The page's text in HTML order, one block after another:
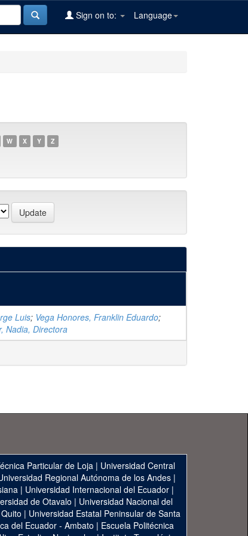
Language
Sign on to:
W X Y Z
Luis; Vega Honores, Franklin Eduardo;
Nadia, Directora
Particular de Loja | Universidad Central
Regional Autónoma de los Andes|
| Universidad Internacional del Ecuador|
de Otavalo | Universidad Nacional del
| Universidad Estatal Peninsular de Santa
del Ecuador - Ambato | Escuela Politécnica